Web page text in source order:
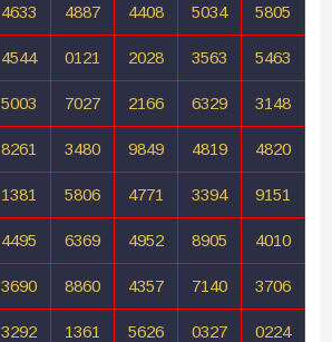
4633 4887 4408 5034 5805
4544 0121 2028 3563 5463
5003 7027 2166 6329 3148
8261 3480 9849 4819 4820
1381 5806 4771 3394 9151
4495 6369 4952 8905 4010
3690 8860 4357 7140 3706
3292 1361 5626 0327 0224